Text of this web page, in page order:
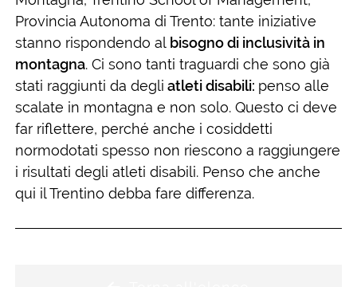
Provincia Autonoma di Trento: tante iniziative
stanno rispondendo al bisogno di inclusività in
montagna. Ci sono tanti traguardi che sono già
stati raggiunti da degli atleti disabili: penso alle
scalate in montagna e non solo. Questo ci deve
far riflettere, perché anche i cosiddetti
normodotati spesso non riescono a raggiungere
i risultati degli atleti disabili. Penso che anche
qui il Trentino debba fare differenza.